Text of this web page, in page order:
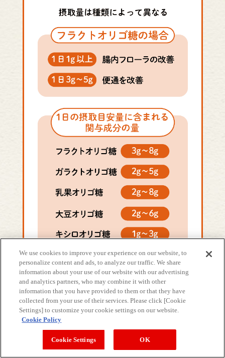
オリゴ糖の1日の摂取量は、種類によって異なりま
す。たとえばフラクトオリゴ糖では、1日1g以上の
We use cookies to improve your experience on our website, to
personalize content and ads, to analyze our traffic. We share
information about your use of our website with our advertising
and analytics partners, who may combine it with other
information that you have provided to them or that they have
collected from your use of their services. Please click [Cookie
Settings] to customize your cookie settings on our website.
Cookie Policy
Cookie Settings OK